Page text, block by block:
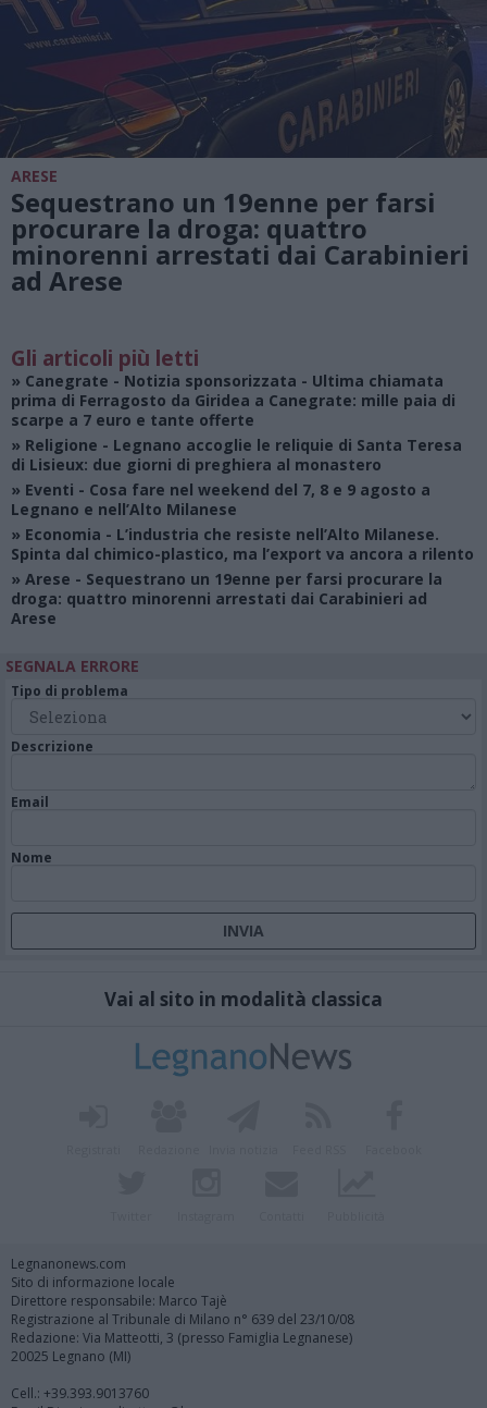
ARESE
Sequestrano un 19enne per farsi
procurare la droga: quattro
minorenni arrestati dai Carabinieri
ad Arese
Gli articoli più letti
» Canegrate - Notizia sponsorizzata - Ultima chiamata
prima di Ferragosto da Giridea a Canegrate: mille paia di
scarpe a 7 euro e tante offerte
» Religione - Legnano accoglie le reliquie di Santa Teresa
di Lisieux: due giorni di preghiera al monastero
» Eventi - Cosa fare nel weekend del 7, 8 e 9 agosto a
Legnano e nell’Alto Milanese
» Economia - L’industria che resiste nell’Alto Milanese.
Spinta dal chimico-plastico, ma l’export va ancora a rilento
» Arese - Sequestrano un 19enne per farsi procurare la
droga: quattro minorenni arrestati dai Carabinieri ad
Arese
SEGNALA ERRORE
Tipo di problema
Descrizione
Email
Nome
Vai al sito in modalità classica
Legnanonews.com
Sito di informazione locale
Direttore responsabile: Marco Tajè
Registrazione al Tribunale di Milano n° 639 del 23/10/08
Redazione: Via Matteotti, 3 (presso Famiglia Legnanese)
20025 Legnano (MI)
Cell.: +39.393.9013760